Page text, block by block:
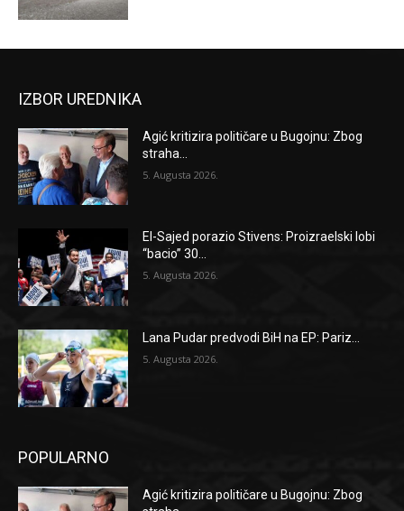
IZBOR UREDNIKA
Agić kritizira političare u Bugojnu: Zbog
straha...
5. Augusta 2026.
El-Sajed porazio Stivens: Proizraelski lobi
“bacio” 30...
5. Augusta 2026.
Lana Pudar predvodi BiH na EP: Pariz...
5. Augusta 2026.
POPULARNO
Agić kritizira političare u Bugojnu: Zbog